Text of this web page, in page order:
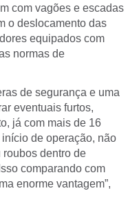
com vagões e escadas
o deslocamento das
equipados com
normas de
de segurança e uma
eventuais furtos,
já com mais de 16
de operação, não
roubos dentro de
comparando com
enorme vantagem”,